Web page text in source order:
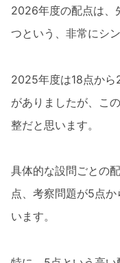
2026年度の配点は、
つという、非常にシ
2025年度は18点から
がありましたが、こ
整だと思います。
具体的な設問ごとの
点、考察問題が5点
います。